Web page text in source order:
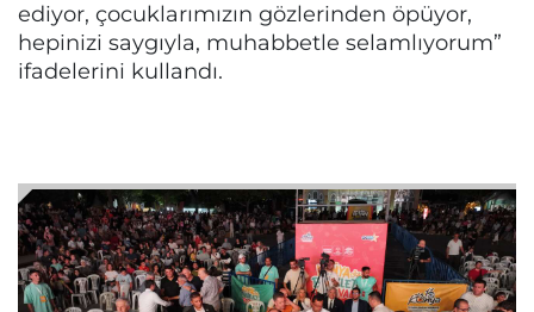
ediyor, çocuklarımızın gözlerinden öpüyor,
hepinizi saygıyla, muhabbetle selamlıyorum”
ifadelerini kullandı.